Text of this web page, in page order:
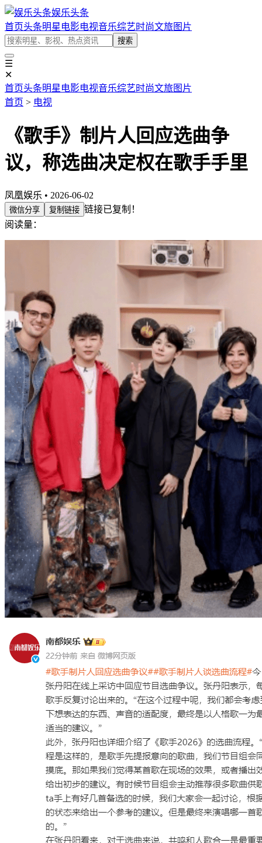
娱乐头条
首页头条明星 电影电视音乐综艺时尚文旅图片
搜索
☰
✕
首页头条明星 电影电视音乐综艺时尚文旅图片
首页 > 电视
《歌手》制片人回应选曲争
议，称选曲决定权在歌手手里
凤凰娱乐 • 2026-06-02
微信分享 复制链接 链接已复制！
阅读量：